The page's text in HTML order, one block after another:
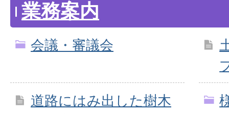
業務案内
会議・審議会
道路にはみ出した樹木